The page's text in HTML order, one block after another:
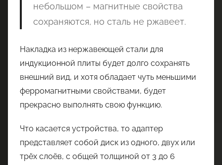
небольшом – магнитные свойства
сохраняются, но сталь не ржавеет.
Накладка из нержавеющей стали для
индукционной плиты будет долго сохранять
внешний вид, и хотя обладает чуть меньшими
ферромагнитными свойствами, будет
прекрасно выполнять свою функцию.
Что касается устройства, то адаптер
представляет собой диск из одного, двух или
трёх слоёв, с общей толщиной от 3 до 6